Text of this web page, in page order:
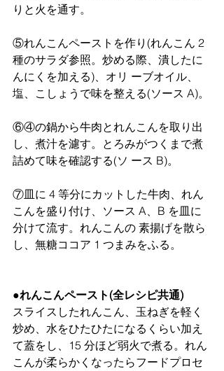
りと火を通す。
⑤れんこんペーストを作り(れんこん 2
種のサラダ参照。炒める際、潰したに
んにくを加える)、オリ ーブオイル、
塩、こしょうで味を整える(ソース A)。
​⑥④の鍋から牛肉とれんこんを取り出
し、煮汁を濾す。とろみがつくまで煮
詰めて味を確認する(ソ ース B)。
⑦皿に 4 等分にカットした牛肉、れん
こんを盛り付け、ソース A、B を皿に
分けて流す。れんこんの 素揚げを散ら
し、無糖ココア 1 つまみをふる。
●れんこんペースト(全レシピ共通)
スライスしたれんこん、玉ねぎを軽く
炒め、水をひたひたになるくらい加え
て蓋をし、15 分ほど弱火で煮る。れん
こんが柔らかくなったらフードプロセ